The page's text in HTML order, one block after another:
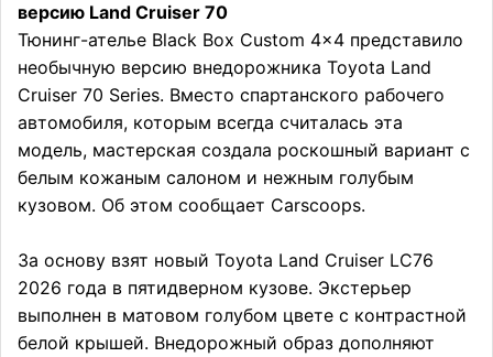
версию Land Cruiser 70
Тюнинг-ателье Black Box Custom 4×4 представило
необычную версию внедорожника Toyota Land
Cruiser 70 Series. Вместо спартанского рабочего
автомобиля, которым всегда считалась эта
модель, мастерская создала роскошный вариант с
белым кожаным салоном и нежным голубым
кузовом. Об этом сообщает Carscoops.
За основу взят новый Toyota Land Cruiser LC76
2026 года в пятидверном кузове. Экстерьер
выполнен в матовом голубом цвете с контрастной
белой крышей. Внедорожный образ дополняют